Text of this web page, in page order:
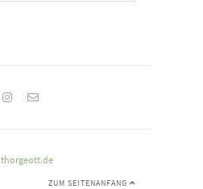
thorgeott.de
ZUM SEITENANFANG